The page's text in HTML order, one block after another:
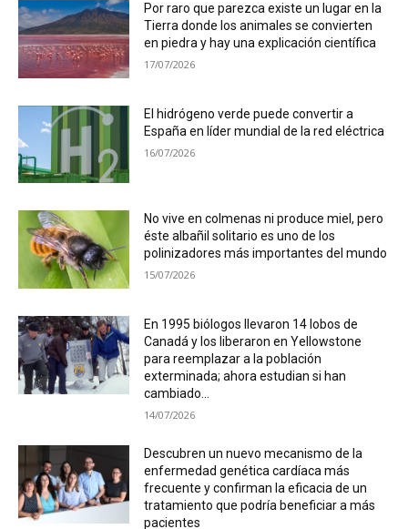
Por raro que parezca existe un lugar en la
Tierra donde los animales se convierten
en piedra y hay una explicación científica
17/07/2026
El hidrógeno verde puede convertir a
España en líder mundial de la red eléctrica
16/07/2026
No vive en colmenas ni produce miel, pero
éste albañil solitario es uno de los
polinizadores más importantes del mundo
15/07/2026
En 1995 biólogos llevaron 14 lobos de
Canadá y los liberaron en Yellowstone
para reemplazar a la población
exterminada; ahora estudian si han
cambiado...
14/07/2026
Descubren un nuevo mecanismo de la
enfermedad genética cardíaca más
frecuente y confirman la eficacia de un
tratamiento que podría beneficiar a más
pacientes